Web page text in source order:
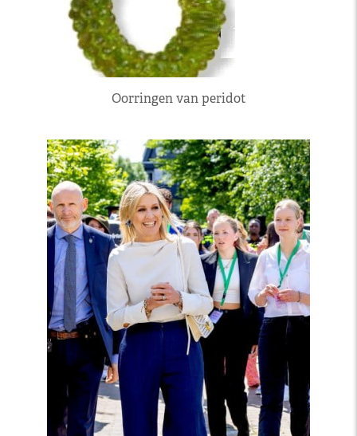
Oorringen van peridot